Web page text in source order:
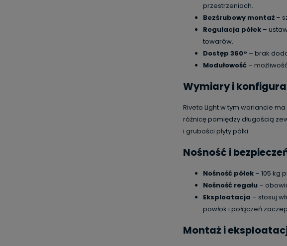
przestrzeniach.
Bezśrubowy montaż –
Regulacja półek –
towarów.
Dostęp 360° – brak
Modułowość –
Wymiary i
Riveto Light w tym wariancie ma
różnicę pomiędzy długością
i grubości płyty półki.
Nośność i
Nośność półek – 105 kg
Nośność regału –
Eksploatacja – stosuj
powłok i połączeń
Montaż i